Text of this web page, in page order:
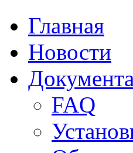
Главная
Новости
FAQ